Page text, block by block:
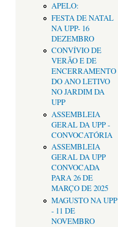
APELO:
FESTA DE NATAL
NA UPP- 16
DEZEMBRO
CONVÍVIO DE
VERÃO E DE
ENCERRAMENTO
DO ANO LETIVO
NO JARDIM DA
UPP
ASSEMBLEIA
GERAL DA UPP -
CONVOCATÓRIA
ASSEMBLEIA
GERAL DA UPP
CONVOCADA
PARA 26 DE
MARÇO DE 2025
MAGUSTO NA UPP
- 11 DE
NOVEMBRO